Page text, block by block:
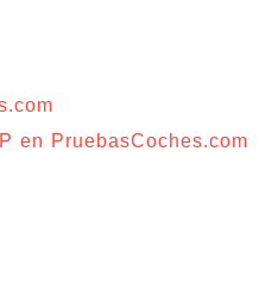
en PruebasCoches.com